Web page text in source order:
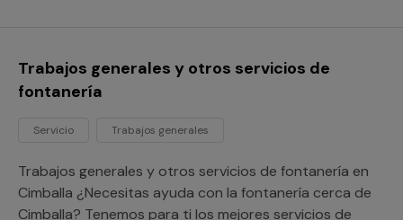
Trabajos generales y otros servicios de
fontanería
Servicio Trabajos generales
Trabajos generales y otros servicios de fontanería en
Cimballa ¿Necesitas ayuda con la fontanería cerca de
Cimballa? Tenemos para ti los mejores servicios de